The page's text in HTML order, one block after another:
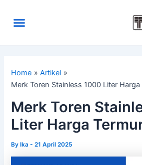
contentMenu
Home
Artikel
Merk Toren Stainless 1000 Liter Harga
Merk Toren
Liter Harga
ByIka-21 April 2025